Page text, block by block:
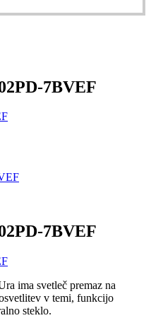
7BVEF
7BVEF
ima svetleč premaz na
v temi, funkcijo
steklo.